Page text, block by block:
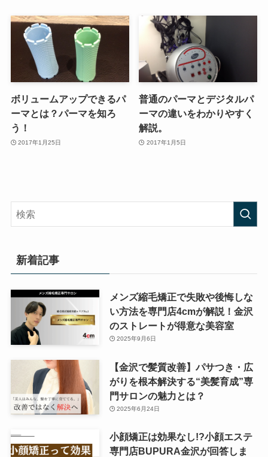
ボリュームアップできるパ
ーマとは？パーマを知ろ
う！
2017年1月25日
普通のパーマとデジタルパ
ーマの違いをわかりやすく
解説。
2017年1月5日
新着記事
メンズ縮毛矯正で失敗や後悔しな
い方法を専門店4cmが解説！金沢
のストレートが得意な美容室
2025年9月6日
【金沢で髪質改善】パサつき・広
がりを根本解決する“美髪育成”専
門サロンの魅力とは？
2025年6月24日
小顔矯正は効果なし!?小顔エステ
専門店BUPURA金沢が回答しま